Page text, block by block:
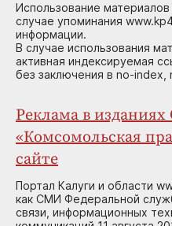
Использование
случае упоминания
информации.
В случае использования
активная индексируемая
без заключения в no-index,
Реклама в
«Комсомольская
сайте
Портал Калуги и области
как СМИ Федеральной
связи, информационных